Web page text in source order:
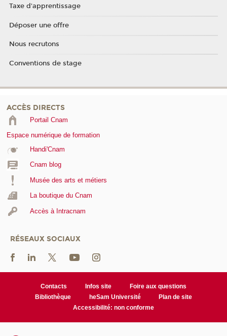
Taxe d'apprentissage
Déposer une offre
Nous recrutons
Conventions de stage
ACCÈS DIRECTS
Portail Cnam
Espace numérique de formation
Handi'Cnam
Cnam blog
Musée des arts et métiers
La boutique du Cnam
Accès à Intracnam
RÉSEAUX SOCIAUX
Contacts Infos site
Foire aux questions
Bibliothèque
heSam Université
Plan de site
Accessibilité: non conforme